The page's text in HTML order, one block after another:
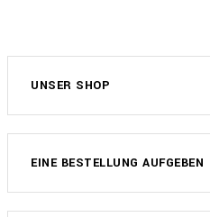
UNSER SHOP
EINE BESTELLUNG AUFGEBEN